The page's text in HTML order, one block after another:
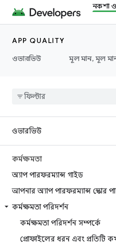
নকশা ও
APP QUALITY
ওভারভিউ
মূল মান, মূল
ওভারভিউ
কর্মক্ষমতা
অ্যাপ পারফরম্যান্স গাইড
আপনার অ্যাপ পারফরম্যান্স স্কোর
কর্মক্ষমতা পরিদর্শন
কর্মক্ষমতা পরিদর্শন সম্পর্কে
প্রোফাইলের ধরন এবং প্রতিটি